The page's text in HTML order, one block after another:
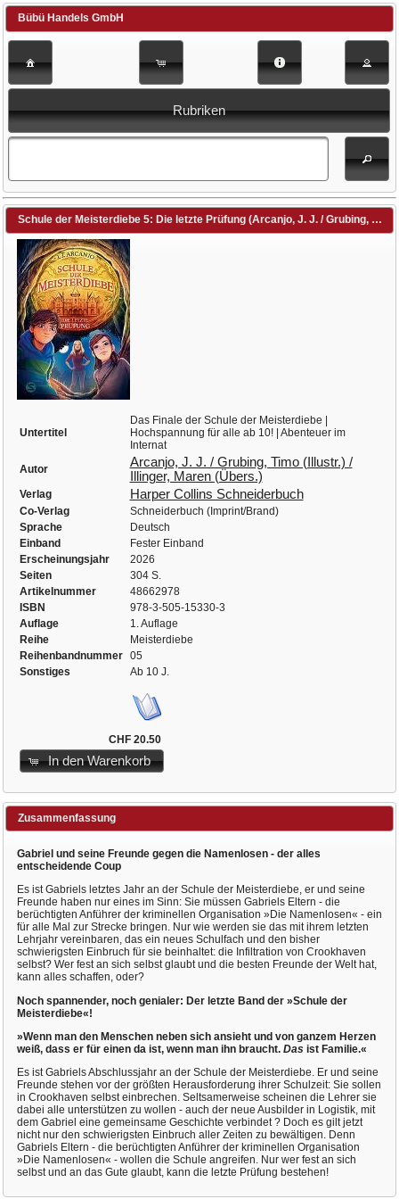
Bübü Handels GmbH
Rubriken
Schule der Meisterdiebe 5: Die letzte Prüfung (Arcanjo, J. J. / Grubing, Timo (Illustr.) / Illinger, Maren (Übers.))
Untertitel
Das Finale der Schule der Meisterdiebe |
Hochspannung für alle ab 10! | Abenteuer im
Internat
Autor
Arcanjo, J. J. / Grubing, Timo (Illustr.) /
Illinger, Maren (Übers.)
Verlag Harper Collins Schneiderbuch
Co-Verlag
Schneiderbuch (Imprint/Brand)
Sprache
Deutsch
Einband
Fester Einband
Erscheinungsjahr
2026
Seiten
304 S.
Artikelnummer
48662978
ISBN
978-3-505-15330-3
Auflage
1. Auflage
Reihe
Meisterdiebe
Reihenbandnummer
05
Sonstiges
Ab 10 J.
CHF 20.50
In den Warenkorb
Zusammenfassung
Gabriel und seine Freunde gegen die Namenlosen - der alles
entscheidende Coup
Es ist Gabriels letztes Jahr an der Schule der Meisterdiebe, er und seine
Freunde haben nur eines im Sinn: Sie müssen Gabriels Eltern - die
berüchtigten Anführer der kriminellen Organisation »Die Namenlosen« - ein
für alle Mal zur Strecke bringen. Nur wie werden sie das mit ihrem letzten
Lehrjahr vereinbaren, das ein neues Schulfach und den bisher
schwierigsten Einbruch für sie beinhaltet: die Infiltration von Crookhaven
selbst? Wer fest an sich selbst glaubt und die besten Freunde der Welt hat,
kann alles schaffen, oder?
Noch spannender, noch genialer: Der letzte Band der »Schule der
Meisterdiebe«!
»Wenn man den Menschen neben sich ansieht und von ganzem Herzen
weiß, dass er für einen da ist, wenn man ihn braucht. Dasist Familie.«
Es ist Gabriels Abschlussjahr an der Schule der Meisterdiebe. Er und seine
Freunde stehen vor der größten Herausforderung ihrer Schulzeit: Sie sollen
in Crookhaven selbst einbrechen. Seltsamerweise scheinen die Lehrer sie
dabei alle unterstützen zu wollen - auch der neue Ausbilder in Logistik, mit
dem Gabriel eine gemeinsame Geschichte verbindet ? Doch es gilt jetzt
nicht nur den schwierigsten Einbruch aller Zeiten zu bewältigen. Denn
Gabriels Eltern - die berüchtigten Anführer der kriminellen Organisation
»Die Namenlosen« - wollen die Schule angreifen. Nur wer fest an sich
selbst und an das Gute glaubt, kann die letzte Prüfung bestehen!